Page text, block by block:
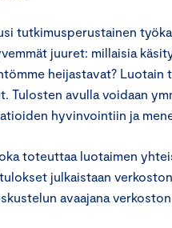
tutkimusperustainen
juuret: millaisia
heijastavat? Luotain
Tulosten avulla voidaan
hyvinvointiin ja
toteuttaa luotaimen
julkaistaan
avaajana